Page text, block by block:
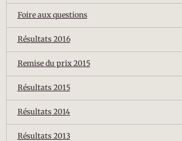
Foire aux questions
Résultats 2016
Remise du prix 2015
Résultats 2015
Résultats 2014
Résultats 2013